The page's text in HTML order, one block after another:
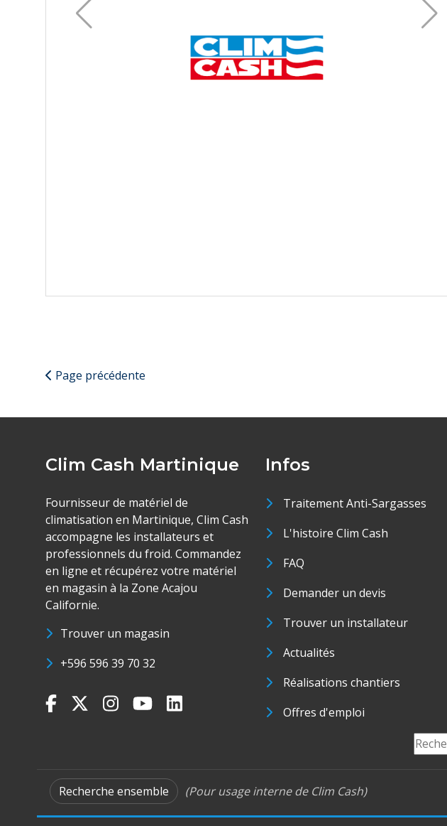
Page précédente
Clim Cash Martinique
Fournisseur de matériel de
climatisation en Martinique, Clim Cash
accompagne les installateurs et
professionnels du froid. Commandez
en ligne et récupérez votre matériel
en magasin à la Zone Acajou
Californie.
Trouver un magasin
+596 596 39 70 32
Infos
Traitement Anti-Sargasses
L'histoire Clim Cash
FAQ
Demander un devis
Trouver un installateur
Actualités
Réalisations chantiers
Offres d'emploi
Recherche ensemble (Pour usage interne de Clim Cash)